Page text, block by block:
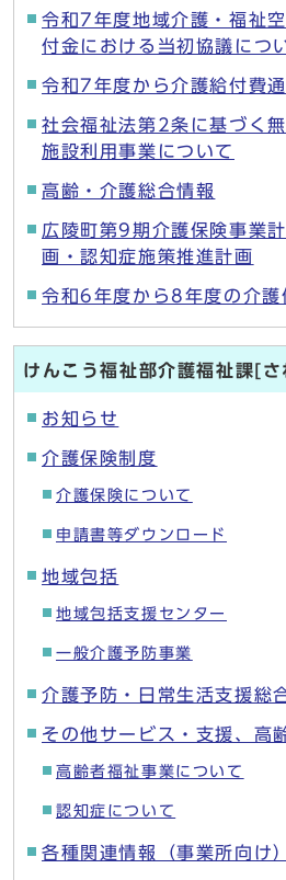
令和7年度地域介護・福祉
付金における当初協議につ
令和7年度から介護給付費
社会福祉法第2条に基づく
施設利用事業について
高齢・介護総合情報
広陵町第9期介護保険事業
画・認知症施策推進計画
令和6年度から8年度の介護
けんこう福祉部介護福祉課[
お知らせ
介護保険制度
介護保険について
申請書等ダウンロード
地域包括
地域包括支援センター
一般介護予防事業
介護予防・日常生活支援総
その他サービス・支援、高
高齢者福祉事業について
認知症について
各種関連情報（事業所向け）